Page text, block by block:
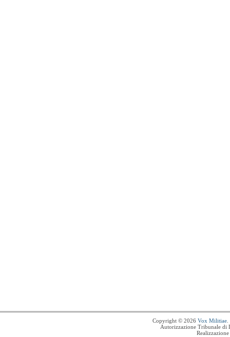
Copyright © 2026 Vox Militiae
Autorizzazione Tribunale di